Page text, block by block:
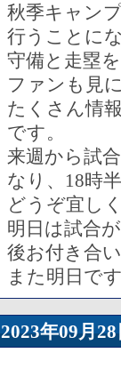
秋季キャン
行うことに
守備と走塁
ファンも見
たくさん情
です。
来週から試
なり、18時
どうぞ宜し
明日は試合
後お付き合
また明日で
2023年09